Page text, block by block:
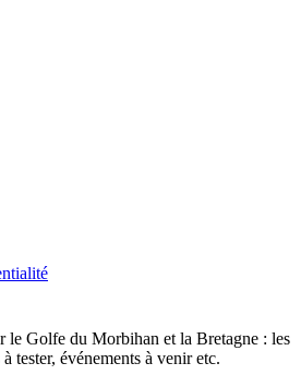
le Golfe du Morbihan et la Bretagne : les
tester, événements à venir etc.